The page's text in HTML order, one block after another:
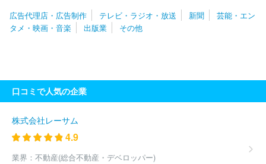
株式会社埼玉新聞社
株式会社東奥日報社
株式会社日本教育新聞
社
株式会社上毛新聞社 株式会社桐生タイムス社
新聞社
株式会社物流ニッポン新聞社 株式会社毎日新聞社
株式
会社神奈川中央新聞社
糧新聞社
株式会社神奈川新聞社
株式会社メディアクリエイト
三和プランニングセンター株式会社
社日本農業新聞
会社ＢＣＮ
株式会社ＡＭＳ
テイリング
株式会社新潟日報社
株式会社京急ステーションサー
広告代理店・広告制作 テレビ・ラジオ・放送 新聞
芸能・エン
タメ・映画・音楽
出版業 その他
口コミで人気の企業
株式会社レーサム
4.9
業界： 不動産(総合不動産・デベロッパー)